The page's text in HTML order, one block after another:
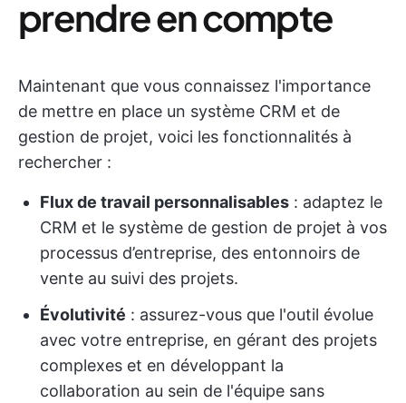
prendre en compte
Maintenant que vous connaissez l'importance
de mettre en place un système CRM et de
gestion de projet, voici les fonctionnalités à
rechercher :
Flux de travail personnalisables : adaptez le
CRM et le système de gestion de projet à vos
processus d’entreprise, des entonnoirs de
vente au suivi des projets.
Évolutivité : assurez-vous que l'outil évolue
avec votre entreprise, en gérant des projets
complexes et en développant la
collaboration au sein de l'équipe sans